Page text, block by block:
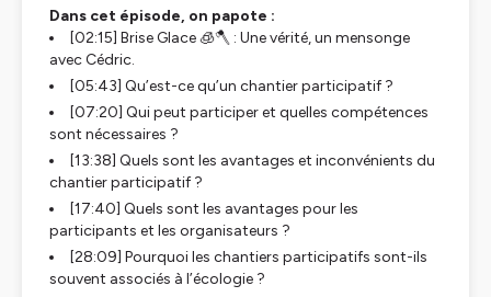
Dans cet épisode, on papote :
[02:15] Brise Glace 🧊🪓 : Une vérité, un mensonge
avec Cédric.
[05:43] Qu’est-ce qu’un chantier participatif ?
[07:20] Qui peut participer et quelles compétences
sont nécessaires ?
[13:38] Quels sont les avantages et inconvénients du
chantier participatif ?
[17:40] Quels sont les avantages pour les
participants et les organisateurs ?
[28:09] Pourquoi les chantiers participatifs sont-ils
souvent associés à l’écologie ?